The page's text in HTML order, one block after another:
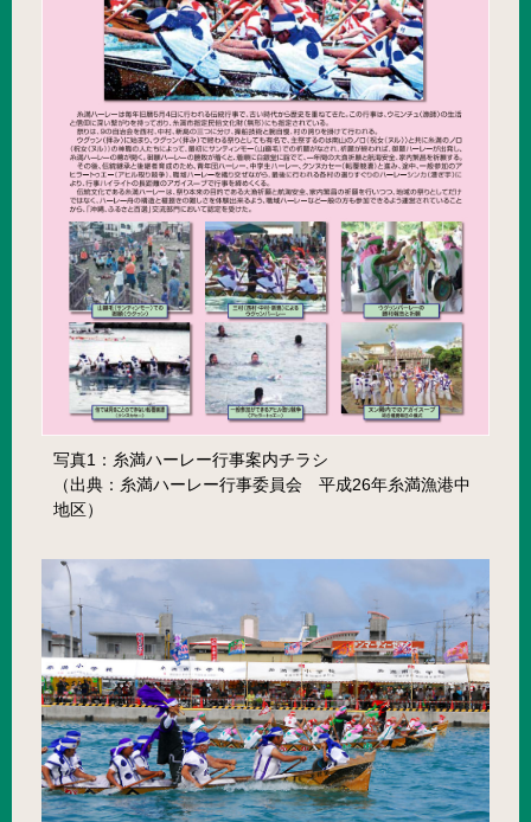
写真1：糸満ハーレー行事案内チラシ
（出典：糸満ハーレー行事委員会 平成26年糸満漁港中
地区）